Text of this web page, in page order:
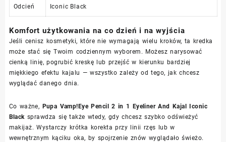
Odcień Iconic Black
Komfort użytkowania na co dzień i na wyjścia
Jeśli cenisz kosmetyki, które nie wymagają wielu kroków, ta kredka
może stać się Twoim codziennym wyborem. Możesz narysować
cienką linię, pogrubić kreskę lub przejść w kierunku bardziej
miękkiego efektu kajalu — wszystko zależy od tego, jak chcesz
wyglądać danego dnia.
Co ważne, Pupa Vamp!Eye Pencil 2 in 1 Eyeliner And Kajal Iconic
Black sprawdza się także wtedy, gdy chcesz szybko odświeżyć
makijaż. Wystarczy krótka korekta przy linii rzęs lub w
wewnętrznym kąciku oka, by spojrzenie znów wyglądało świeżo.